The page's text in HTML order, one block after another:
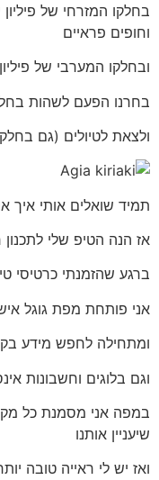
בחלקו המזרחי של
וחופים פראיים
ובחלקו המערבי של
בחרנו הפעם לשהות
ולצאת לטיולים (גם
תמיד שואלים אותי איך
אז הנה הטיפ שלי
ברגע שהזמנתי כרטיסי
אני פותחת מפת גוגל
ומתחילה לחפש מידע
וגם בלוגים וחשבונות
במפה אני מסמנת כל
שיעניין אותנו
ואז יש לי ראייה טובה